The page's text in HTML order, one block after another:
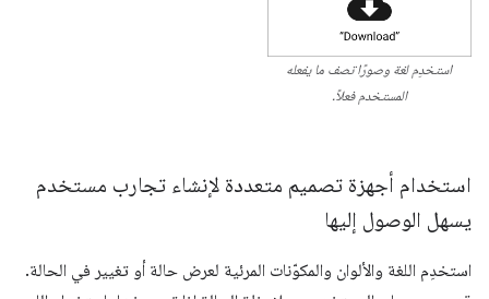
استخدِم لغة وصورًا تصف ما يفعله
المستخدم فعلاً.
استخدام أجهزة تصميم متعددة لإنشاء تجارب مستخدم
يسهل الوصول إليها
استخدِم اللغة والألوان والمكوّنات المرئية لعرض حالة أو تغيير في الحالة.